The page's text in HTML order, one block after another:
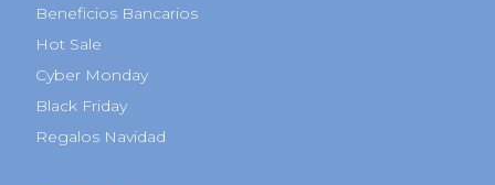
Beneficios Bancarios
Hot Sale
Cyber Monday
Black Friday
Regalos Navidad